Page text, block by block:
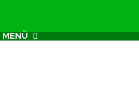
MENÜ